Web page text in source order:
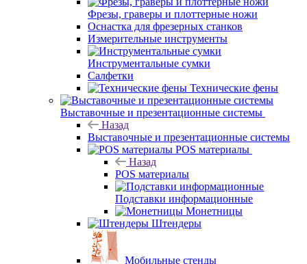
Фрезы, граверы и плоттерные ножи
Оснастка для фрезерных станков
Измерительные инструменты
Инструментальные сумки
Салфетки
Технические фены
Выставочные и презентационные системы
Назад
Выставочные и презентационные системы
POS материалы
Назад
POS материалы
Подставки информационные
Монетницы
Штендеры
Мобильные стенды